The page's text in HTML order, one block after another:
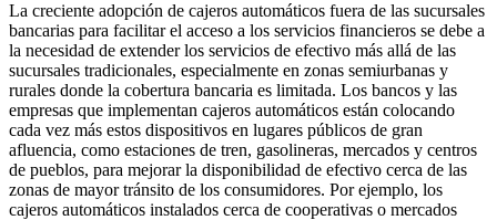
La creciente adopción de cajeros automáticos fuera de las sucursales
bancarias para facilitar el acceso a los servicios financieros se debe a
la necesidad de extender los servicios de efectivo más allá de las
sucursales tradicionales, especialmente en zonas semiurbanas y
rurales donde la cobertura bancaria es limitada. Los bancos y las
empresas que implementan cajeros automáticos están colocando
cada vez más estos dispositivos en lugares públicos de gran
afluencia, como estaciones de tren, gasolineras, mercados y centros
de pueblos, para mejorar la disponibilidad de efectivo cerca de las
zonas de mayor tránsito de los consumidores. Por ejemplo, los
cajeros automáticos instalados cerca de cooperativas o mercados